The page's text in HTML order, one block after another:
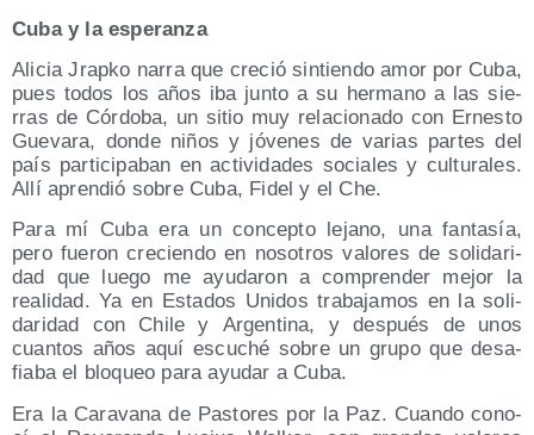
Cuba y la esperanza
Ali­cia Jrap­ko narra que cre­ció sin­tien­do amor por Cuba,
pues todos los años iba jun­to a su her­mano a las sie­
rras de Cór­do­ba, un sitio muy rela­cio­na­do con Ernes­to
Gue­va­ra, don­de niños y jóve­nes de varias par­tes del
país par­ti­ci­pa­ban en acti­vi­da­des socia­les y cul­tu­ra­les.
Allí apren­dió sobre Cuba, Fidel y el Che.
Para mí Cuba era un con­cep­to lejano, una fan­ta­sía,
pero fue­ron cre­cien­do en noso­tros valo­res de soli­da­ri­
dad que lue­go me ayu­da­ron a com­pren­der mejor la
reali­dad. Ya en Esta­dos Uni­dos tra­ba­ja­mos en la soli­
da­ri­dad con Chi­le y Argen­ti­na, y des­pués de unos
cuan­tos años aquí escu­ché sobre un gru­po que desa­
fia­ba el blo­queo para ayu­dar a Cuba.
Era la Cara­va­na de Pas­to­res por la Paz. Cuan­do cono­